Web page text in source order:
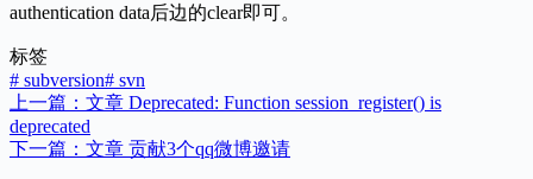
authentication data后边的clear即可。
标签
# subversion# svn
上一篇： 文章 Deprecated: Function session_register() is
deprecated
下一篇： 文章 贡献3个qq微博邀请